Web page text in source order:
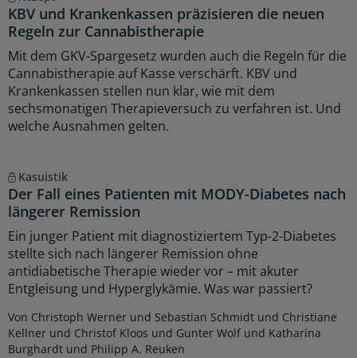
KBV und Krankenkassen präzisieren die neuen
Regeln zur Cannabistherapie
Mit dem GKV-Spargesetz wurden auch die Regeln für die
Cannabistherapie auf Kasse verschärft. KBV und
Krankenkassen stellen nun klar, wie mit dem
sechsmonatigen Therapieversuch zu verfahren ist. Und
welche Ausnahmen gelten.
Kasuistik
Der Fall eines Patienten mit MODY-Diabetes nach
längerer Remission
Ein junger Patient mit diagnostiziertem Typ-2-Diabetes
stellte sich nach längerer Remission ohne
antidiabetische Therapie wieder vor – mit akuter
Entgleisung und Hyperglykämie. Was war passiert?
Von Christoph Werner und Sebastian Schmidt und Christiane
Kellner und Christof Kloos und Gunter Wolf und Katharina
Burghardt und Philipp A. Reuken